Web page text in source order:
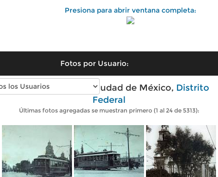
Presiona para abrir ventana completa:
Fotos por Usuario:
Fotos antiguas de Ciudad de México, Distrito
Federal
Últimas fotos agregadas se muestran primero (1 al 24 de 5313):